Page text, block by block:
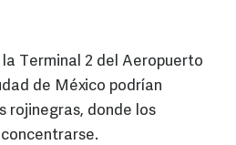
Terminal 2 del Aeropuerto
de México podrían
rojinegras, donde los